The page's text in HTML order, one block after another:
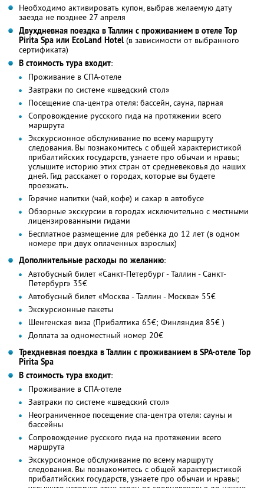
Необходимо активировать купон, выбрав желаемую дату
заезда не позднее 27 апреля
Двухдневная поездка в Таллин с проживанием в отеле Top
Pirita Spa или EcoLand Hotel (в зависимости от выбранного
сертификата)
В стоимость тура входит:
Проживание в СПА-отеле
Завтраки по системе «шведский стол»
Посещение спа-центра отеля: бассейн, сауна, парная
Сопровождение русского гида на протяжении всего
маршрута
Экскурсионное обслуживание по всему маршруту
следования. Вы познакомитесь с общей характеристикой
прибалтийских государств, узнаете про обычаи и нравы;
услышите историю этих стран от средневековья до наших
дней. Гид расскажет о городах, которые вы будете
проезжать.
Горячие напитки (чай, кофе) и сахар в автобусе
Обзорные экскурсии в городах исключительно с местными
лицензированными гидами
Бесплатное размещение для ребёнка до 12 лет (в одном
номере при двух оплаченных взрослых)
Дополнительные расходы по желанию:
Автобусный билет «Санкт-Петербург - Таллин - Санкт-
Петербург» 35€
Автобусный билет «Москва - Таллин - Москва» 55€
Экскурсионные пакеты
Шенгенская виза (Прибалтика 65€; Финляндия 85€ )
Доплата за одноместный номер 20€
Трехдневная поездка в Таллин с проживанием в SPA-отеле Top
Pirita Spa
В стоимость тура входит:
Проживание в СПА-отеле
Завтраки по системе «шведский стол»
Неограниченное посещение спа-центра отеля: сауны и
бассейны
Сопровождение русского гида на протяжении всего
маршрута
Экскурсионное обслуживание по всему маршруту
следования. Вы познакомитесь с общей характеристикой
прибалтийских государств, узнаете про обычаи и нравы;